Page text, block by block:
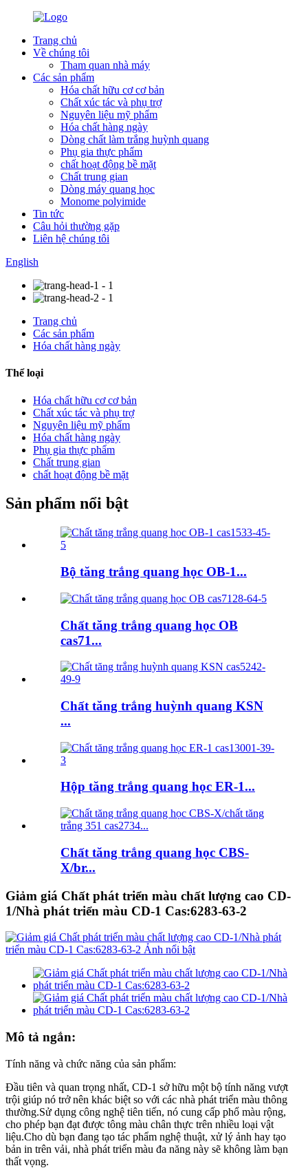
Trang chủ
Về chúng tôi
Tham quan nhà máy
Các sản phẩm
Hóa chất hữu cơ cơ bản
Chất xúc tác và phụ trợ
Nguyên liệu mỹ phẩm
Hóa chất hàng ngày
Dòng chất làm trắng huỳnh quang
Phụ gia thực phẩm
chất hoạt động bề mặt
Chất trung gian
Dòng máy quang học
Monome polyimide
Tin tức
Câu hỏi thường gặp
Liên hệ chúng tôi
English
Trang chủ
Các sản phẩm
Hóa chất hàng ngày
Thể loại
Hóa chất hữu cơ cơ bản
Chất xúc tác và phụ trợ
Nguyên liệu mỹ phẩm
Hóa chất hàng ngày
Phụ gia thực phẩm
Chất trung gian
chất hoạt động bề mặt
Sản phẩm nổi bật
Bộ tăng trắng quang học OB-1...
Chất tăng trắng quang học OB
cas71...
Chất tăng trắng huỳnh quang KSN
...
Hộp tăng trắng quang học ER-1...
Chất tăng trắng quang học CBS-
X/br...
Giảm giá Chất phát triển màu chất lượng cao CD-
1/Nhà phát triển màu CD-1 Cas:6283-63-2
Mô tả ngắn:
Tính năng và chức năng của sản phẩm:
Đầu tiên và quan trọng nhất, CD-1 sở hữu một bộ tính năng vượt
trội giúp nó trở nên khác biệt so với các nhà phát triển màu thông
thường.Sử dụng công nghệ tiên tiến, nó cung cấp phổ màu rộng,
cho phép bạn đạt được tông màu chân thực trên nhiều loại vật
liệu.Cho dù bạn đang tạo tác phẩm nghệ thuật, xử lý ảnh hay tạo
bản in trên vải, nhà phát triển màu đa năng này sẽ không làm bạn
thất vọng.